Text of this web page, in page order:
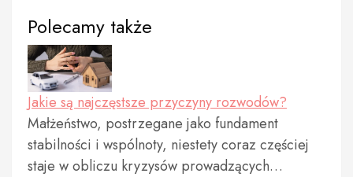
Polecamy także
Jakie są najczęstsze przyczyny rozwodów?
Małżeństwo, postrzegane jako fundament
stabilności i wspólnoty, niestety coraz częściej
staje w obliczu kryzysów prowadzących…